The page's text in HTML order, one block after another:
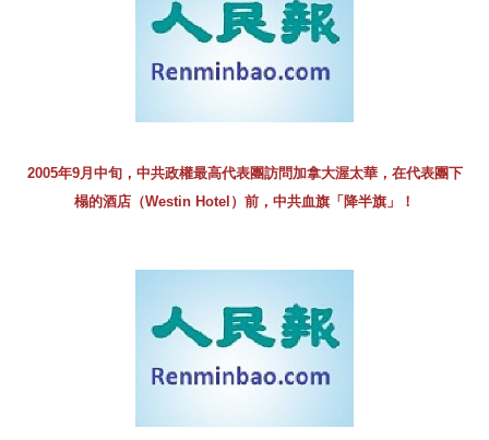
2005年9月中旬，中共政權最高代表團訪問加拿大渥太華，在代表團下
榻的酒店（Westin Hotel）前，中共血旗「降半旗」！